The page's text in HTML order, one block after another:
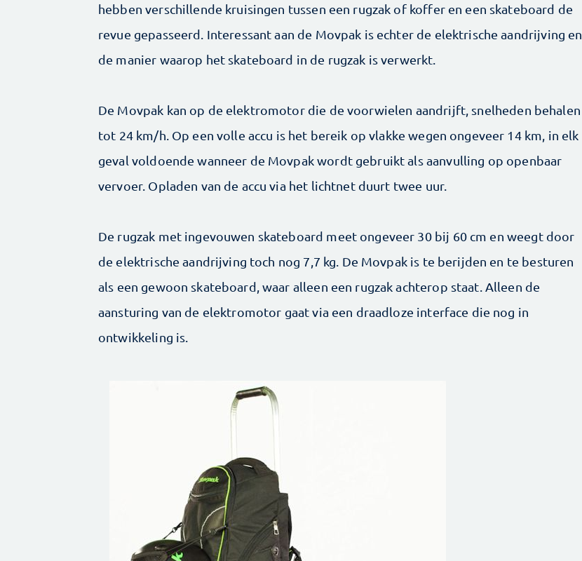
hebben verschillende kruisingen tussen een rugzak of koffer en een skateboard de
revue gepasseerd. Interessant aan de Movpak is echter de elektrische aandrijving en
de manier waarop het skateboard in de rugzak is verwerkt.
De Movpak kan op de elektromotor die de voorwielen aandrijft, snelheden behalen
tot 24 km/h. Op een volle accu is het bereik op vlakke wegen ongeveer 14 km, in elk
geval voldoende wanneer de Movpak wordt gebruikt als aanvulling op openbaar
vervoer. Opladen van de accu via het lichtnet duurt twee uur.
De rugzak met ingevouwen skateboard meet ongeveer 30 bij 60 cm en weegt door
de elektrische aandrijving toch nog 7,7 kg. De Movpak is te berijden en te besturen
als een gewoon skateboard, waar alleen een rugzak achterop staat. Alleen de
aansturing van de elektromotor gaat via een draadloze interface die nog in
ontwikkeling is.